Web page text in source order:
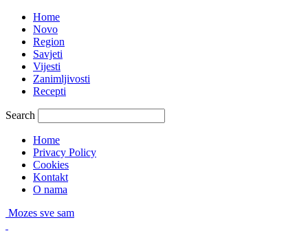
Home
Novo
Region
Savjeti
Vijesti
Zanimljivosti
Recepti
Search
Home
Privacy Policy
Cookies
Kontakt
O nama
Mozes sve sam